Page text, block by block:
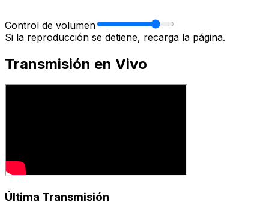
Control de volumen
Si la reproducción se detiene, recarga la página.
Transmisión en Vivo
Última Transmisión